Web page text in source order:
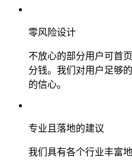
零风险设计
不放心的部分用户可首
分钱。我们对用户足够
的信心。
专业且落地的建议
我们具有各个行业丰富